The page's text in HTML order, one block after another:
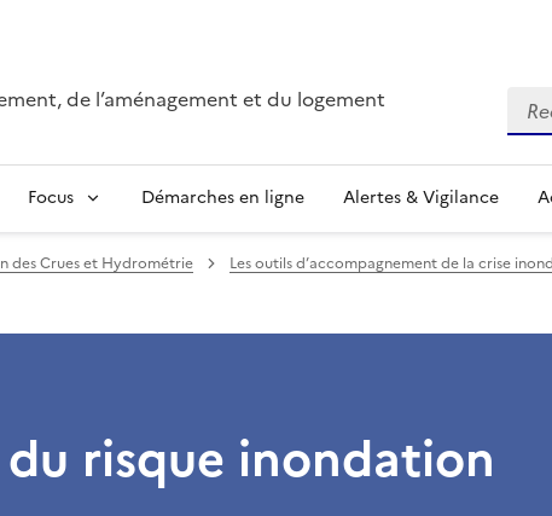
de l’aménagement et du logement
Focus Démarches en ligne Alertes & Vigilance
des Crues et Hydrométrie Les outils d’accompagnement de la crise
risque inondation